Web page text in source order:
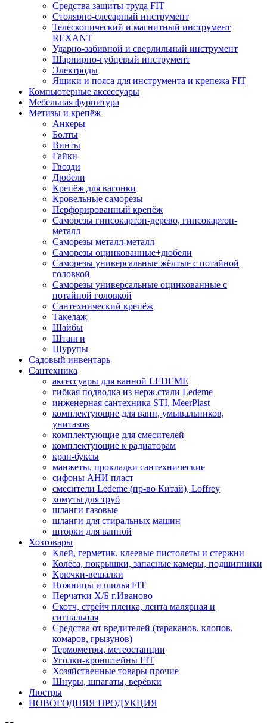
Средства защиты труда FIT
Столярно-слесарный инструмент
Телескопический и магнитный инструмент
REXANT
Ударно-забивной и сверлильный инструмент
Шарнирно-губцевый инструмент
Электроды
Ящики и пояса для инструмента и крепежа FIT
Компьютерные аксессуары
Мебельная фурнитура
Метизы и крепёж
Анкеры
Болты
Винты
Гайки
Гвозди
Дюбели
Крепёж для вагонки
Кровельные саморезы
Перфорированный крепёж
Саморезы гипсокартон-дерево, гипсокартон-
металл
Саморезы металл-металл
Саморезы оцинкованные+дюбели
Саморезы универсальные жёлтые с потайной
головкой
Саморезы универсальные оцинкованные с
потайной головкой
Сантехнический крепёж
Такелаж
Шайбы
Штанги
Шурупы
Садовый инвентарь
Сантехника
аксессуары для ванной LEDEME
гибкая подводка из нерж.стали Ledeme
инженерная сантехника STI, MeerPlast
комплектующие для ванн, умывальников,
унитазов
комплектующие для смесителей
комплектующие к радиаторам
кран-буксы
манжеты, прокладки сантехнические
сифоны АНИ пласт
смесители Ledeme (пр-во Китай), Loffrey
хомуты для труб
шланги газовые
шланги для стиральных машин
шторки для ванной
Хозтовары
Клей, герметик, клеевые пистолеты и стержни
Колёса, покрышки, запасные камеры, подшипники
Крючки-вешалки
Ножницы и шилья FIT
Перчатки Х/Б г.Иваново
Скотч, стрейч пленка, лента малярная и
сигнальная
Средства от вредителей (тараканов, клопов,
комаров, грызунов)
Термометры, метеостанции
Уголки-кронштейны FIT
Хозяйственные товары прочие
Шнуры, шпагаты, верёвки
Люстры
НОВОГОДНЯЯ ПРОДУКЦИЯ